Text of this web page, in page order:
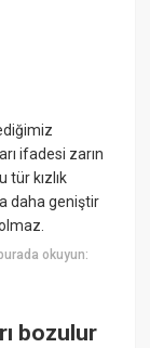
ifadesi zarın
tür kızlık
daha geniştir
okuyun:
bozulur